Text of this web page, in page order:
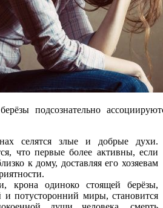
подсознательно
селятся злые и добрые духи.
что первые более активны, если
к дому, доставляя его хозяевам
крона одиноко стоящей берёзы,
и потусторонний миры, становится